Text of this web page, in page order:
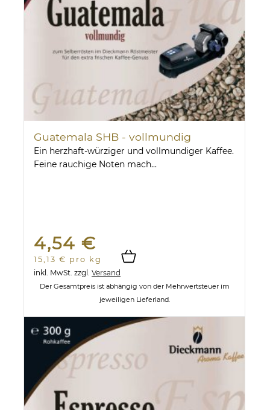
Guatemala SHB - vollmundig
Ein herzhaft-würziger und vollmundiger Kaffee.
Feine rauchige Noten mach...
4,54 €
15,13 € pro kg
inkl. MwSt. zzgl. Versand
Der Gesamtpreis ist abhängig von der Mehrwertsteuer im
jeweiligen Lieferland.